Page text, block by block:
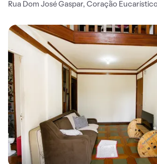
Rua Dom José Gaspar, Coração